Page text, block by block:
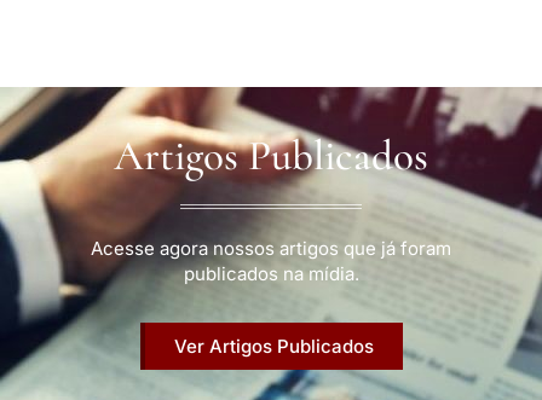
Artigos Publicados
Acesse agora nossos artigos que já foram
publicados na mídia.
Ver Artigos Publicados